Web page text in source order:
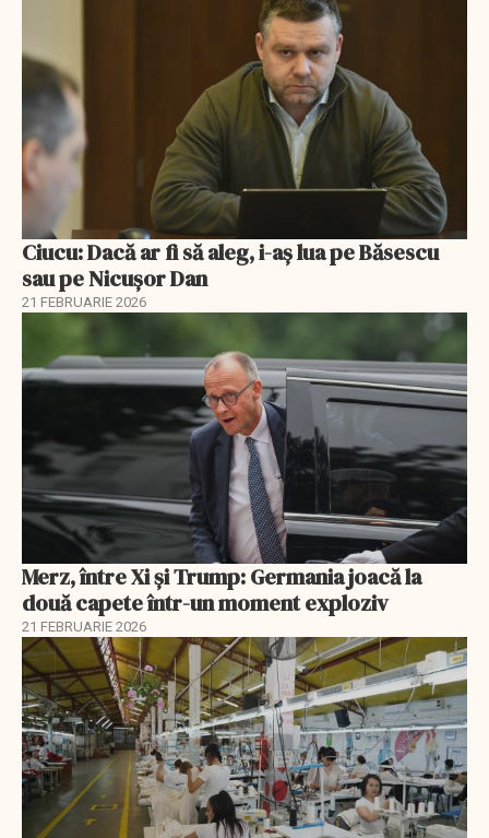
Ciucu: Dacă ar fi să aleg, i-aș lua pe Băsescu
sau pe Nicușor Dan
21 FEBRUARIE 2026
Merz, între Xi și Trump: Germania joacă la
două capete într-un moment exploziv
21 FEBRUARIE 2026